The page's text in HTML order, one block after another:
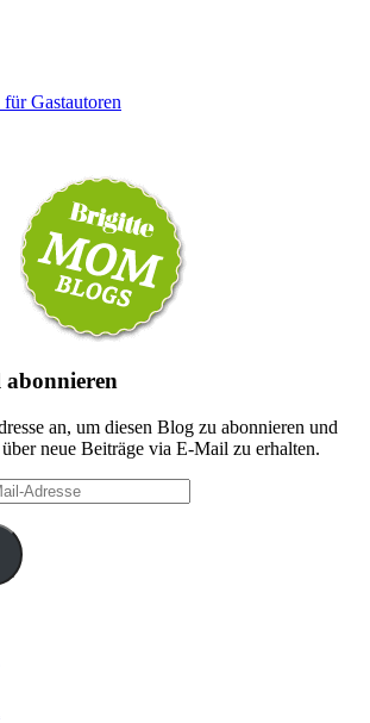
Gastautoren
an, um diesen Blog zu abonnieren und
neue Beiträge via E-Mail zu erhalten.